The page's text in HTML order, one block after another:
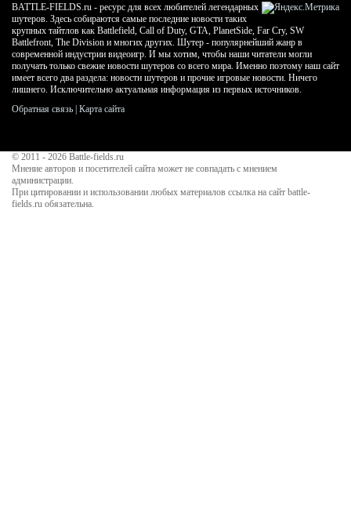
BATTLE-FIELDS.ru - ресурс для всех любителей легендарных
шутеров. Здесь собираются самые последние новости таких
крупных тайтлов как Battlefield, Call of Duty, GTA, PlanetSide, Far Cry, SW
Battlefront, The Division и многих других. Шутер - популярнейший жанр в
современной индустрии видеоигр. И мы хотим, чтобы наши читатели могли
получать только свежие новости шутеров со всего мира. Именно поэтому наш сайт
имеет всего два раздела: новости шутеров и прочие игровые новости. Ничего
лишнего. Исключительно актуальная информация из первых источников.
Обратная связь Карта сайта
© 2011 - 2026 Battle-fields.ru
Мнение авторов и посетителей сайта может не совпадать с мнением
администрации.
При цитировании и использовании любых материалов ссылка на сайт battle-
fields.ru обязательна.